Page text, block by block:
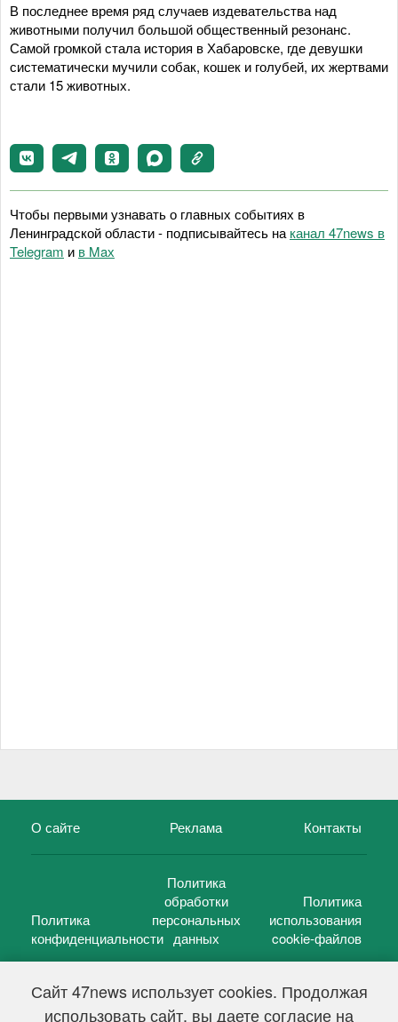
Сайт 47news использует cookies. Продолжая
использовать сайт, вы даете согласие на
В последнее время ряд случаев издевательства над
животными получил большой общественный резонанс.
Самой громкой стала история в Хабаровске, где девушки
систематически мучили собак, кошек и голубей, их жертвами
стали 15 животных.
Чтобы первыми узнавать о главных событиях в
Ленинградской области - подписывайтесь на канал 47news в
Telegram и в Maх
О сайте Реклама Контакты
Политика
конфиденциальности
Политика
обработки
персональных
данных
Политика
использования
cookie-файлов